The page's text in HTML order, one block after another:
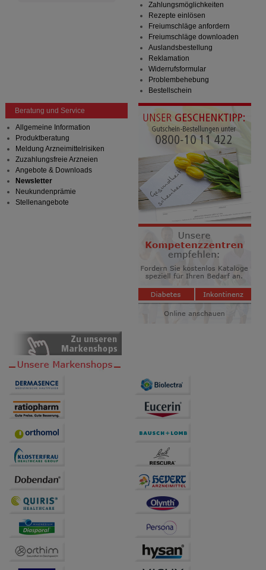
Zahlungsmöglichkeiten
Rezepte einlösen
Freiumschläge anfordern
Freiumschläge downloaden
Auslandsbestellung
Reklamation
Widerrufsformular
Problembehebung
Bestellschein
Beratung und Service
Allgemeine Information
Produktberatung
Meldung Arzneimittelrisiken
Zuzahlungsfreie Arzneien
Angebote & Downloads
Newsletter
Neukundenprämie
Stellenangebote